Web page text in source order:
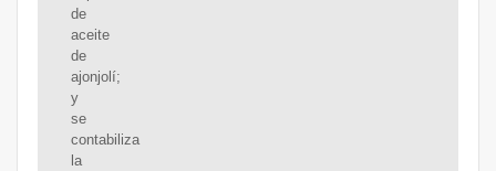
de
aceite
de
ajonjolí;
y
se
contabiliza
la